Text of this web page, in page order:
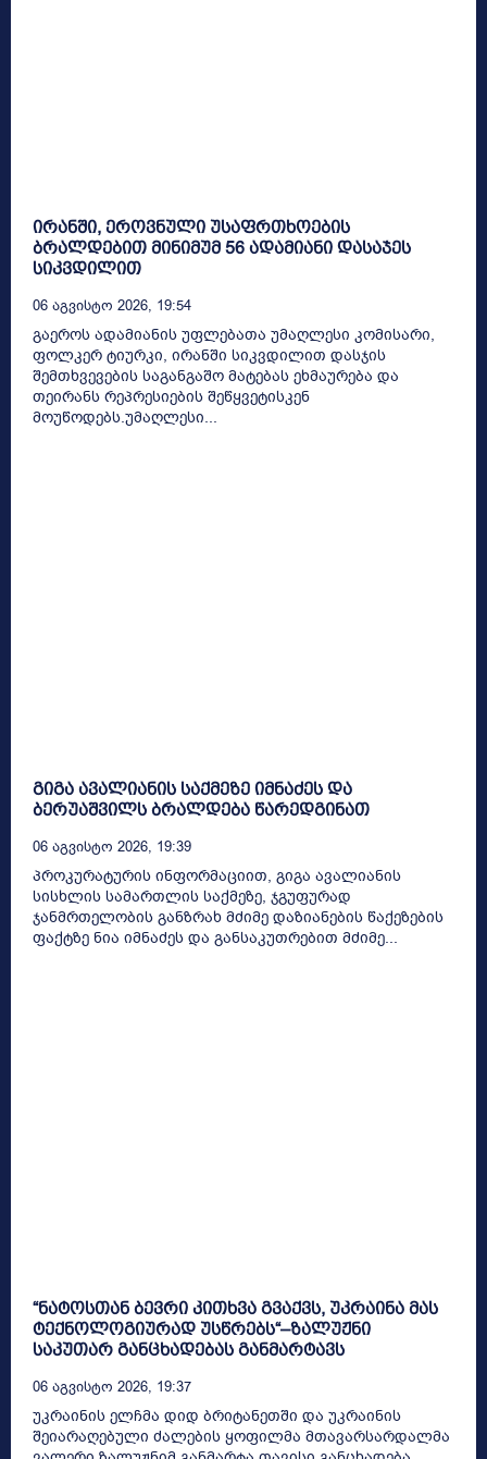
ირანში, ეროვნული უსაფრთხოების
ბრალდებით მინიმუმ 56 ადამიანი დასაჯეს
სიკვდილით
06 Აგვისტო 2026, 19:54
გაეროს ადამიანის უფლებათა უმაღლესი კომისარი,
ფოლკერ ტიურკი, ირანში სიკვდილით დასჯის
შემთხვევების საგანგაშო მატებას ეხმაურება და
თეირანს რეპრესიების შეწყვეტისკენ
მოუწოდებს.უმაღლესი...
გიგა ავალიანის საქმეზე იმნაძეს და
ბერუაშვილს ბრალდება წარედგინათ
06 Აგვისტო 2026, 19:39
პროკურატურის ინფორმაციით, გიგა ავალიანის
სისხლის სამართლის საქმეზე, ჯგუფურად
ჯანმრთელობის განზრახ მძიმე დაზიანების წაქეზების
ფაქტზე ნია იმნაძეს და განსაკუთრებით მძიმე...
“ნატოსთან ბევრი კითხვა გვაქვს, უკრაინა მას
ტექნოლოგიურად უსწრებს“–ზალუჟნი
საკუთარ განცხადებას განმარტავს
06 Აგვისტო 2026, 19:37
უკრაინის ელჩმა დიდ ბრიტანეთში და უკრაინის
შეიარაღებული ძალების ყოფილმა მთავარსარდალმა